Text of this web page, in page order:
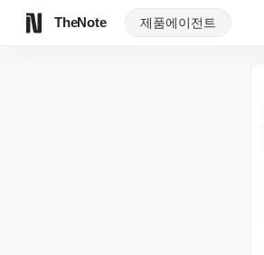
TheNote 제품에이전트